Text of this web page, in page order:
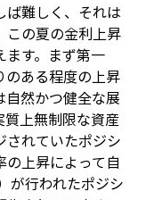
ば難しく、それは
この夏の金利上昇
ます。まず第一
のある程度の上昇
然かつ健全な展
上無制限な資産
されていたポジシ
上昇によって自
行われたポジシ